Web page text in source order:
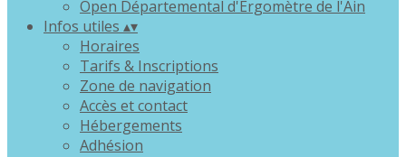
Open Départemental d'Ergomètre de l'Ain
Infos utiles ▴▾
Horaires
Tarifs & Inscriptions
Zone de navigation
Accès et contact
Hébergements
Adhésion